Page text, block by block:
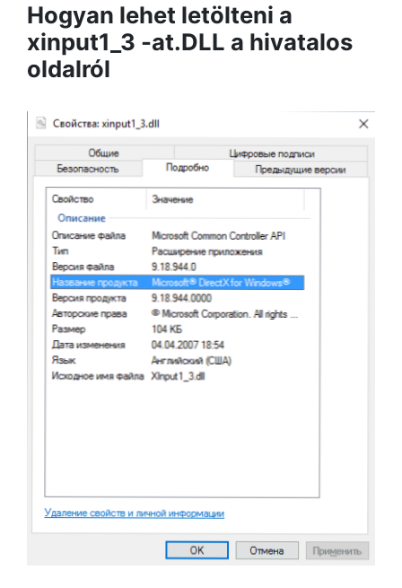
Hogyan lehet letölteni a
xinput1_3 -at.DLL a hivatalos
oldalról